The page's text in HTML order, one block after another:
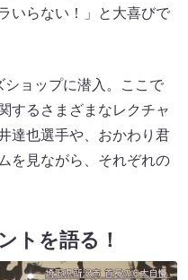
いらない！」と大喜びで
ショップに潜入。ここで
するさまざまなレクチャ
達也選手や、おかわり君
を見ながら、それぞれの
トを語る！